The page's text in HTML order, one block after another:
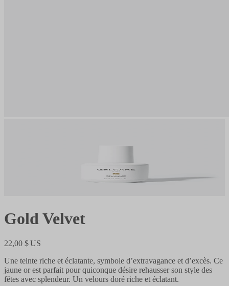
Gold Velvet
22,00 $ US
Une teinte riche et éclatante, symbole d’extravagance et d’excès. Ce
jaune or est parfait pour quiconque désire rehausser son style des
fêtes avec splendeur. Un velours doré riche et éclatant.